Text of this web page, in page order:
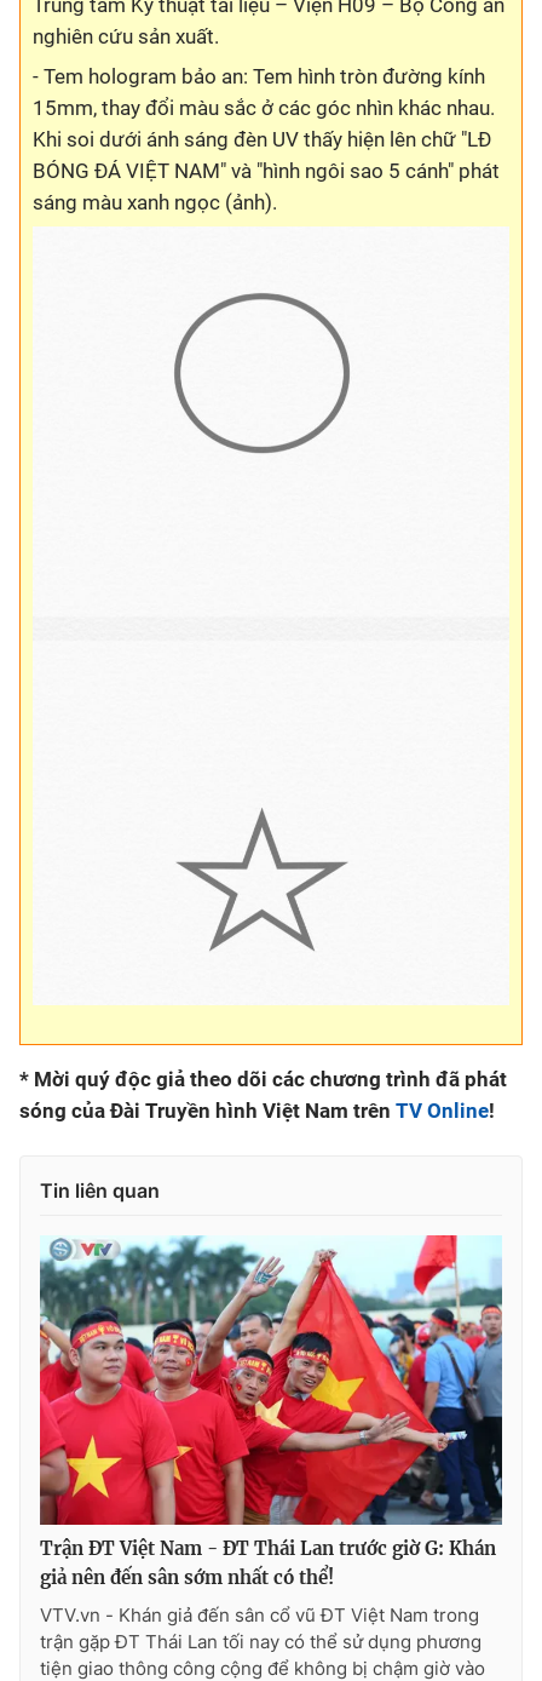
nghiên cứu sản xuất.
- Tem hologram bảo an: Tem hình tròn đường kính
15mm, thay đổi màu sắc ở các góc nhìn khác nhau.
Khi soi dưới ánh sáng đèn UV thấy hiện lên chữ "LĐ
BÓNG ĐÁ VIỆT NAM" và "hình ngôi sao 5 cánh" phát
sáng màu xanh ngọc (ảnh).
* Mời quý độc giả theo dõi các chương trình đã phát
sóng của Đài Truyền hình Việt Nam trên TV Online!
Tin liên quan
Trận ĐT Việt Nam - ĐT Thái Lan trước giờ G: Khán
giả nên đến sân sớm nhất có thể!
VTV.vn - Khán giả đến sân cổ vũ ĐT Việt Nam trong
trận gặp ĐT Thái Lan tối nay có thể sử dụng phương
tiện giao thông công cộng để không bị chậm giờ vào